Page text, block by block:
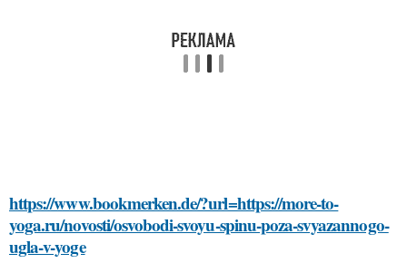
https://www.bookmerken.de/?url=https://more-to-
yoga.ru/novosti/osvobodi-svoyu-spinu-poza-svyazannogo-
ugla-v-yoge